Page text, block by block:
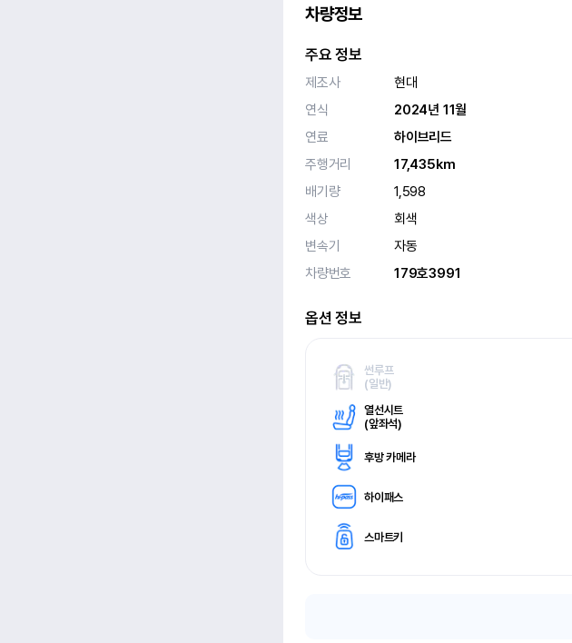
차량정보
주요 정보
제조사
현대
연식
2024년 11월
연료
하이브리드
주행거리
17,435km
배기량
1,598
색상
회색
변속기
자동
차량번호
179호3991
옵션 정보
썬루프
(일반)
열선시트
(앞좌석)
후방 카메라
하이패스
스마트키